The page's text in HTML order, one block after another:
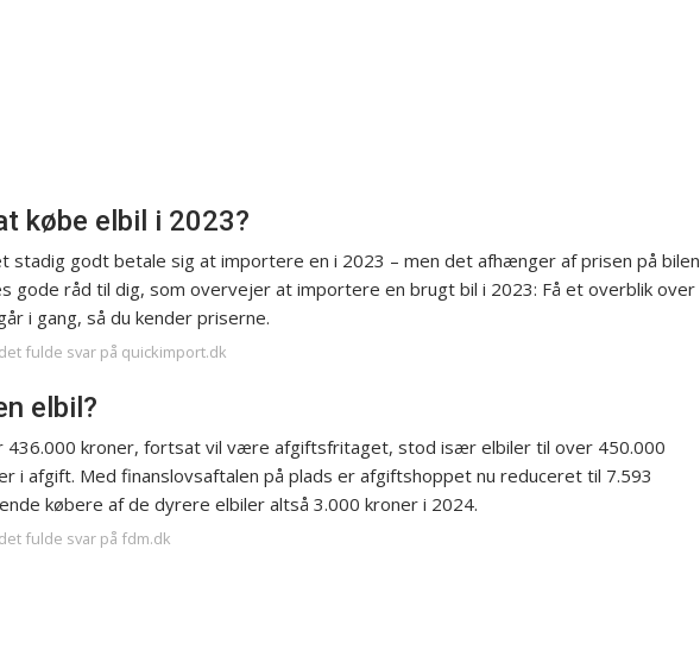
købe elbil i 2023?
stadig godt betale sig at importere en i 2023 – men det afhænger af prisen på bilen
gode råd til dig, som overvejer at importere en brugt bil i 2023: Få et overblik over
i gang, så du kender priserne.
fulde svar på quickimport.dk
elbil?
436.000 kroner, fortsat vil være afgiftsfritaget, stod især elbiler til over 450.000
i afgift. Med finanslovsaftalen på plads er afgiftshoppet nu reduceret til 7.593
købere af de dyrere elbiler altså 3.000 kroner i 2024.
fulde svar på fdm.dk